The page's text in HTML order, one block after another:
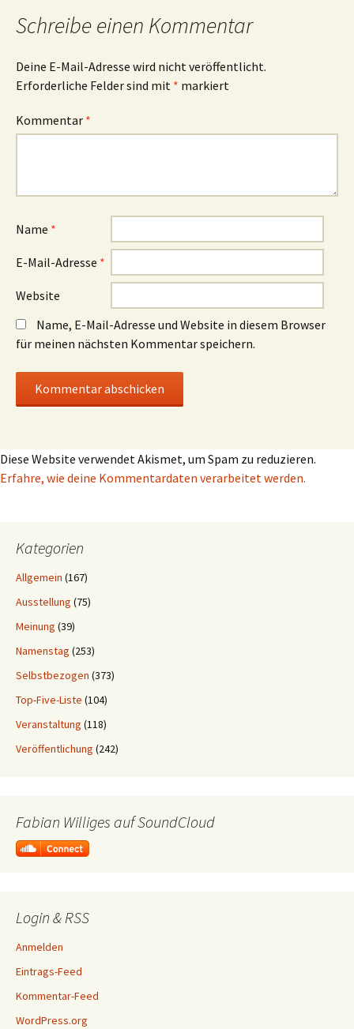
Schreibe einen Kommentar
Deine E-Mail-Adresse wird nicht veröffentlicht.
Erforderliche Felder sind mit * markiert
Kommentar *
Name *
E-Mail-Adresse *
Website
Name, E-Mail-Adresse und Website in diesem Browser
für meinen nächsten Kommentar speichern.
Diese Website verwendet Akismet, um Spam zu reduzieren.
Erfahre, wie deine Kommentardaten verarbeitet werden.
Kategorien
Allgemein (167)
Ausstellung (75)
Meinung (39)
Namenstag (253)
Selbstbezogen (373)
Top-Five-Liste (104)
Veranstaltung (118)
Veröffentlichung (242)
Fabian Williges auf SoundCloud
Login & RSS
Anmelden
Eintrags-Feed
Kommentar-Feed
WordPress.org